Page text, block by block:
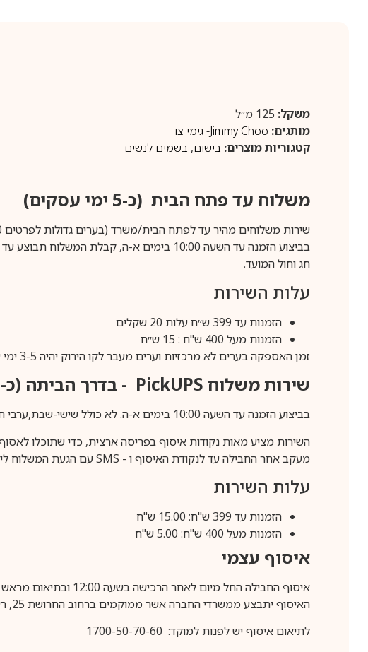
משקל:
מותגים: Jimmy Choo- גימי צו
קטגוריות מוצרים: בישום, בשמים לנשים
משלוח עד פתח הבית (כ-5 ימי עסקים)
שירות משלוחים מהיר עד לפתח הבית/משרד (בערים גדולות לפרטים 1-700-50-70-60).
חג וחול המועד.
עלות השירות
הזמנות עד 399 ש״ח עלות 20 שקלים
הזמנות מעל 400 ש"ח : 15 ש״ח
זמן האספקה בערים לא מרכזיות וערים מעבר לקו הירוק יהיה 3-5 ימי עסקים.
שירות משלוח PickUPS - בדרך הביתה (כ-5 ימי עסקים)
בביצוע הזמנה עד השעה 10:00 בימים א-ה. לא כולל שישי-שבת,ערבי חג וחול המועד.
השירות מציע מאות נקודות איסוף בפריסה ארצית, כדי שתוכלו
מעקב אחר החבילה עד לנקודת האיסוף ו - SMSעם הגעת המשלוח
עלות השירות
הזמנות עד 399 ש"ח: 15.00 ש"ח
הזמנות מעל 400 ש"ח: 5.00 ש"ח
איסוף עצמי
איסוף החבילה החל מיום לאחר הרכישה בשעה 12:00 ובתיאום מראש בלבד.
האיסוף יתבצע ממשרדי החברה אשר ממוקמים ברחוב החרושת 25, רעננה.
לתיאום איסוף יש לפנות למוקד: 1700-50-70-60